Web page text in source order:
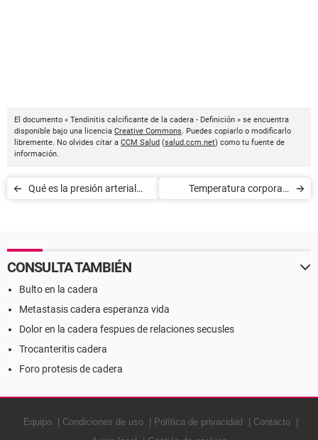
El documento « Tendinitis calcificante de la cadera - Definición » se encuentra
disponible bajo una licencia Creative Commons. Puedes copiarlo o modificarlo
libremente. No olvides citar a CCM Salud (salud.ccm.net) como tu fuente de
información.
Qué es la presión arterial
Temperatura corporal -
CONSULTA TAMBIÉN
Bulto en la cadera
Metastasis cadera esperanza vida
Dolor en la cadera fespues de relaciones secusles
Trocanteritis cadera
Foro protesis de cadera
Equipo Condiciones de uso Política de privacidad
Contacto